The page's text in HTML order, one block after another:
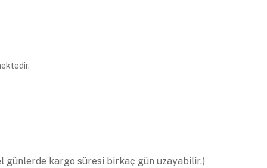
günlerde kargo süresi birkaç gün uzayabilir.)